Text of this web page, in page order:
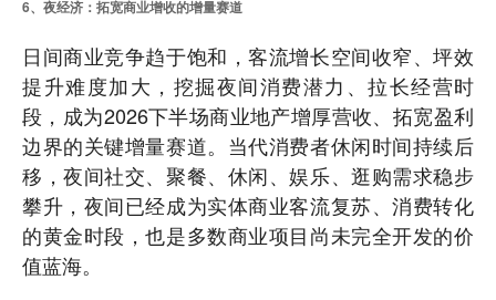
6、夜经济：拓宽商业增收的增量赛道
日间商业竞争趋于饱和，客流增长空间收窄、坪效
提升难度加大，挖掘夜间消费潜力、拉长经营时
段，成为2026下半场商业地产增厚营收、拓宽盈利
边界的关键增量赛道。当代消费者休闲时间持续后
移，夜间社交、聚餐、休闲、娱乐、逛购需求稳步
攀升，夜间已经成为实体商业客流复苏、消费转化
的黄金时段，也是多数商业项目尚未完全开发的价
值蓝海。